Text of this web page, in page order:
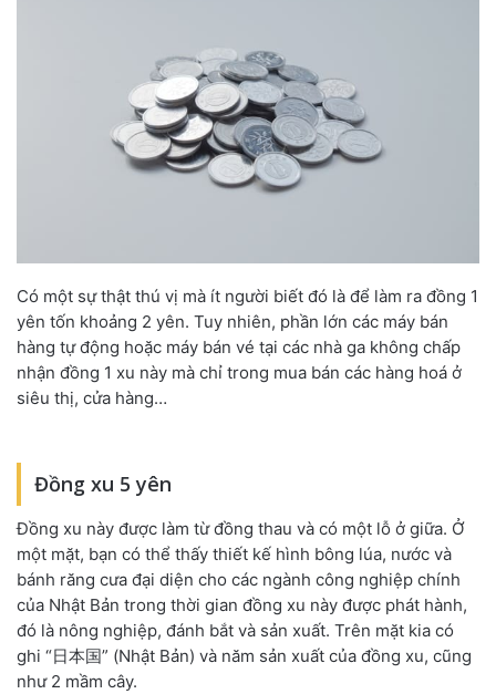
Có một sự thật thú vị mà ít người biết đó là để làm ra đồng 1
yên tốn khoảng 2 yên. Tuy nhiên, phần lớn các máy bán
hàng tự động hoặc máy bán vé tại các nhà ga không chấp
nhận đồng 1 xu này mà chỉ trong mua bán các hàng hoá ở
siêu thị, cửa hàng…
Đồng xu 5 yên
Đồng xu này được làm từ đồng thau và có một lỗ ở giữa. Ở
một mặt, bạn có thể thấy thiết kế hình bông lúa, nước và
bánh răng cưa đại diện cho các ngành công nghiệp chính
của Nhật Bản trong thời gian đồng xu này được phát hành,
đó là nông nghiệp, đánh bắt và sản xuất. Trên mặt kia có
ghi “日本国” (Nhật Bản) và năm sản xuất của đồng xu, cũng
như 2 mầm cây.